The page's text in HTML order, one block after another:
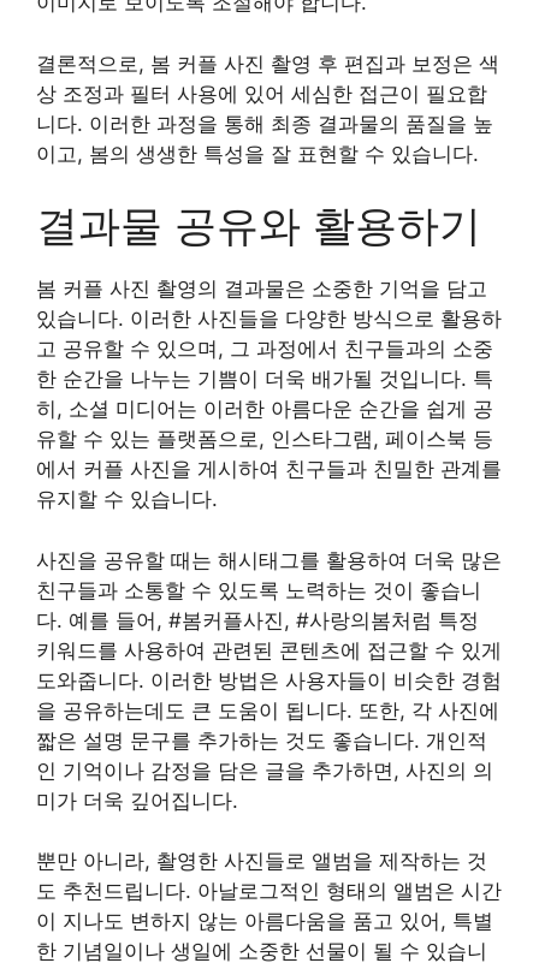
결론적으로, 봄 커플 사진 촬영 후 편집과 보정은 색
상 조정과 필터 사용에 있어 세심한 접근이 필요합
니다. 이러한 과정을 통해 최종 결과물의 품질을 높
이고, 봄의 생생한 특성을 잘 표현할 수 있습니다.
결과물 공유와 활용하기
봄 커플 사진 촬영의 결과물은 소중한 기억을 담고
있습니다. 이러한 사진들을 다양한 방식으로 활용하
고 공유할 수 있으며, 그 과정에서 친구들과의 소중
한 순간을 나누는 기쁨이 더욱 배가될 것입니다. 특
히, 소셜 미디어는 이러한 아름다운 순간을 쉽게 공
유할 수 있는 플랫폼으로, 인스타그램, 페이스북 등
에서 커플 사진을 게시하여 친구들과 친밀한 관계를
유지할 수 있습니다.
사진을 공유할 때는 해시태그를 활용하여 더욱 많은
친구들과 소통할 수 있도록 노력하는 것이 좋습니
다. 예를 들어, #봄커플사진, #사랑의봄처럼 특정
키워드를 사용하여 관련된 콘텐츠에 접근할 수 있게
도와줍니다. 이러한 방법은 사용자들이 비슷한 경험
을 공유하는데도 큰 도움이 됩니다. 또한, 각 사진에
짧은 설명 문구를 추가하는 것도 좋습니다. 개인적
인 기억이나 감정을 담은 글을 추가하면, 사진의 의
미가 더욱 깊어집니다.
뿐만 아니라, 촬영한 사진들로 앨범을 제작하는 것
도 추천드립니다. 아날로그적인 형태의 앨범은 시간
이 지나도 변하지 않는 아름다움을 품고 있어, 특별
한 기념일이나 생일에 소중한 선물이 될 수 있습니